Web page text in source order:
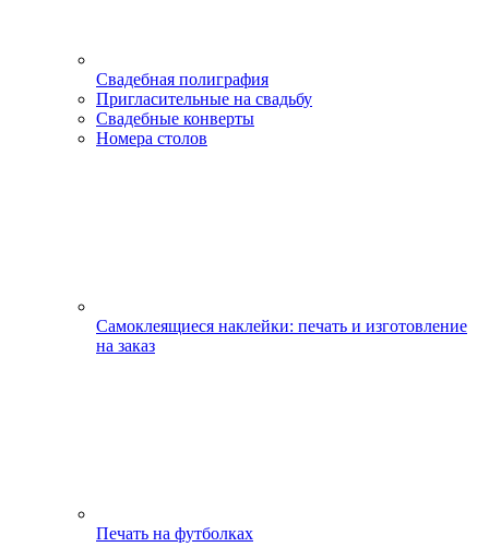
Свадебная полиграфия
Пригласительные на свадьбу
Свадебные конверты
Номера столов
Самоклеящиеся наклейки: печать и изготовление
на заказ
Печать на футболках